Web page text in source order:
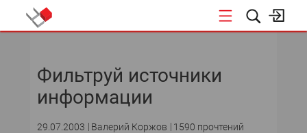
Фильтруй источники
информации
29.07.2003 Валерий Коржов 1590 прочтений